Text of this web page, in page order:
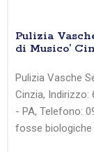
Pulizia
di Musico’
Pulizia Vasche
Cinzia, Indirizzo:
- PA, Telefono:
fosse biologiche